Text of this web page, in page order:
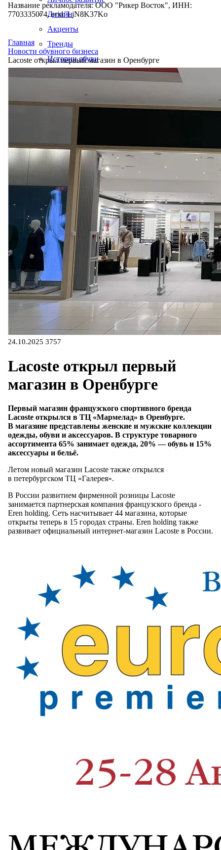
Дизайн
Акценты
Тренды
Истории обуви
Название рекламодателя: ООО "Рикер Восток", ИНН:
7703335074, erid: LjN8K37Ko
Главная
Новости обувного бизнеса
Lacoste открыл первый магазин в Оренбурге
24.10.2025 3757
Lacoste открыл первый
магазин в Оренбурге
Первый магазин французского спортивного бренда
Lacoste открылся в ТЦ «Мармелад» в Оренбурге.
В магазине представлены женские и мужские коллекции
одежды, обуви и аксессуаров. В структуре товарного
ассортимента 65% занимает одежда, 20% — обувь и 15%
аксессуары и бельё.
Летом новый магазин Lacoste также открылся
в петербургском ТЦ «Галерея».
В России развитием фирменной розницы Lacoste
занимается партнерская компания французского бренда -
Eren holding. Сеть насчитывает 44 магазина, которые
открыты теперь в 15 городах страны. Eren holding также
развивает официальный интернет-магазин Lacoste в России.